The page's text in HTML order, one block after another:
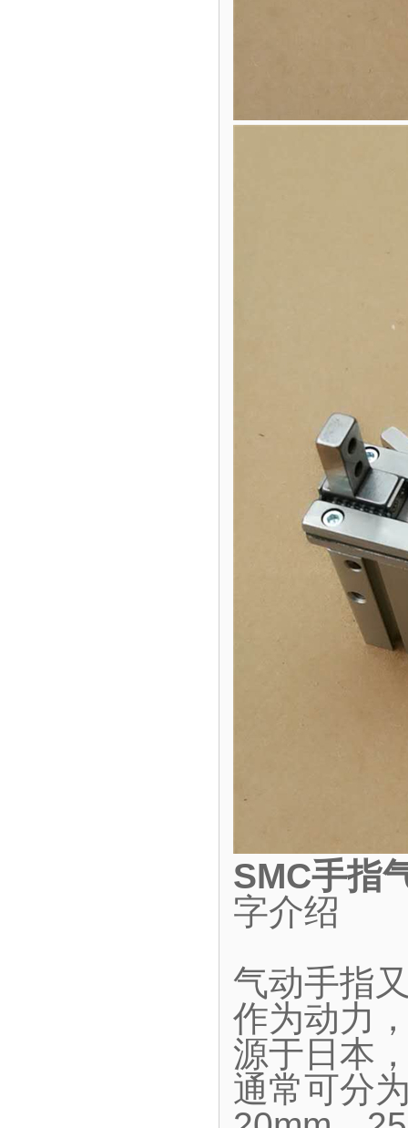
SMC手指
字介绍
气动手指
作为动力
源于日本
通常可分